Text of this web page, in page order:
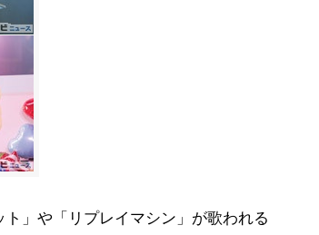
」や「リプレイマシン」が歌われる